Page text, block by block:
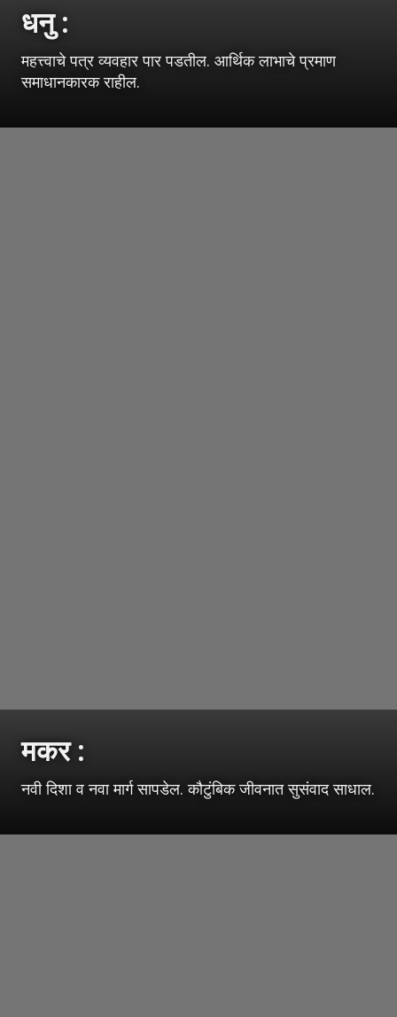
धनु :
महत्त्वाचे पत्र व्यवहार पार पडतील. आर्थिक लाभाचे प्रमाण
समाधानकारक राहील.
मकर :
नवी दिशा व नवा मार्ग सापडेल. कौटुंबिक जीवनात सुसंवाद साधाल.